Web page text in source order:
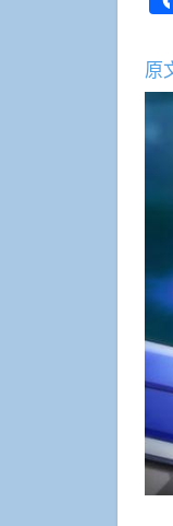
原